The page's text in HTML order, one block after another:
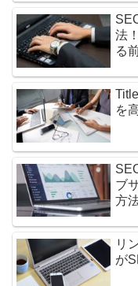
法
る
を
ブ
方
リ
が